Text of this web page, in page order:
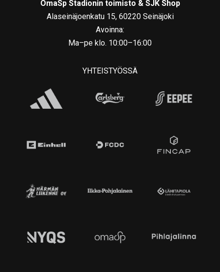
OmaSp Stadionin toimisto & SJK Shop
Alaseinäjoenkatu 15, 60220 Seinäjoki
Avoinna:
Ma–pe klo. 10:00–16:00
YHTEISTYÖSSÄ